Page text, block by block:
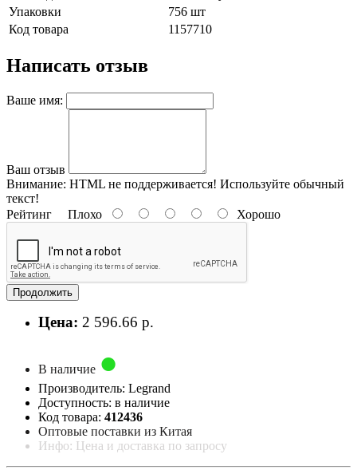
Упаковки
756 шт
Код товара
1157710
Написать отзыв
Ваше имя:
Ваш отзыв
Внимание: HTML не поддерживается! Используйте обычный
текст!
Рейтинг Плохо Хорошо
Продолжить
Цена: 2 596.66 р.
В наличие
Производитель: Legrand
Доступность: в наличие
Код товара: 412436
Оптовые поставки из Китая
Инфо: Цена и доставка по запросу